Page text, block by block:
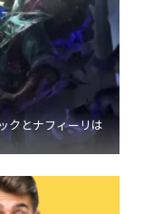
クとナフィーリは